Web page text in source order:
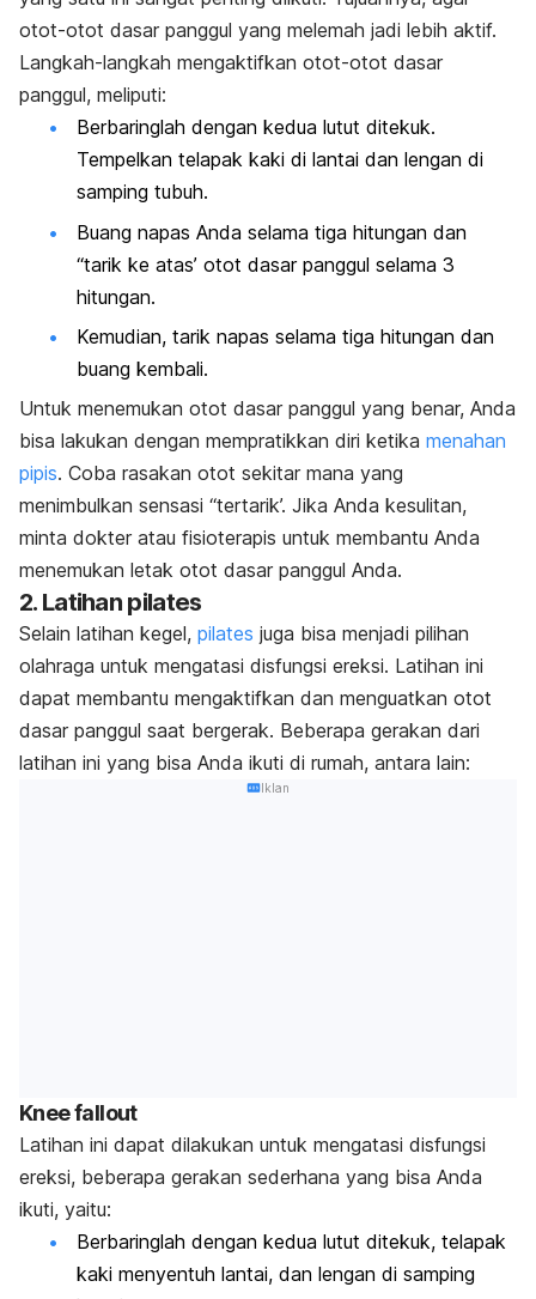
otot-otot dasar panggul yang melemah jadi lebih aktif.
Langkah-langkah mengaktifkan otot-otot dasar
panggul, meliputi:
Berbaringlah dengan kedua lutut ditekuk.
Tempelkan telapak kaki di lantai dan lengan di
samping tubuh.
Buang napas Anda selama tiga hitungan dan
“tarik ke atas’ otot dasar panggul selama 3
hitungan.
Kemudian, tarik napas selama tiga hitungan dan
buang kembali.
Untuk menemukan otot dasar panggul yang benar, Anda
bisa lakukan dengan mempratikkan diri ketika menahan
pipis. Coba rasakan otot sekitar mana yang
menimbulkan sensasi “tertarik’. Jika Anda kesulitan,
minta dokter atau fisioterapis untuk membantu Anda
menemukan letak otot dasar panggul Anda.
2. Latihan pilates
Selain latihan kegel, pilates juga bisa menjadi pilihan
olahraga untuk mengatasi disfungsi ereksi. Latihan ini
dapat membantu mengaktifkan dan menguatkan otot
dasar panggul saat bergerak. Beberapa gerakan dari
latihan ini yang bisa Anda ikuti di rumah, antara lain:
Iklan
Knee fallout
Latihan ini dapat dilakukan untuk mengatasi disfungsi
ereksi, beberapa gerakan sederhana yang bisa Anda
ikuti, yaitu:
Berbaringlah dengan kedua lutut ditekuk, telapak
kaki menyentuh lantai, dan lengan di samping